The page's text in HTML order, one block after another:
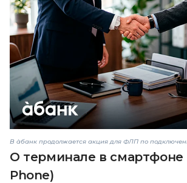
В àбанк продолжается акция для ФЛП по
О терминале в смартфоне
Phone)